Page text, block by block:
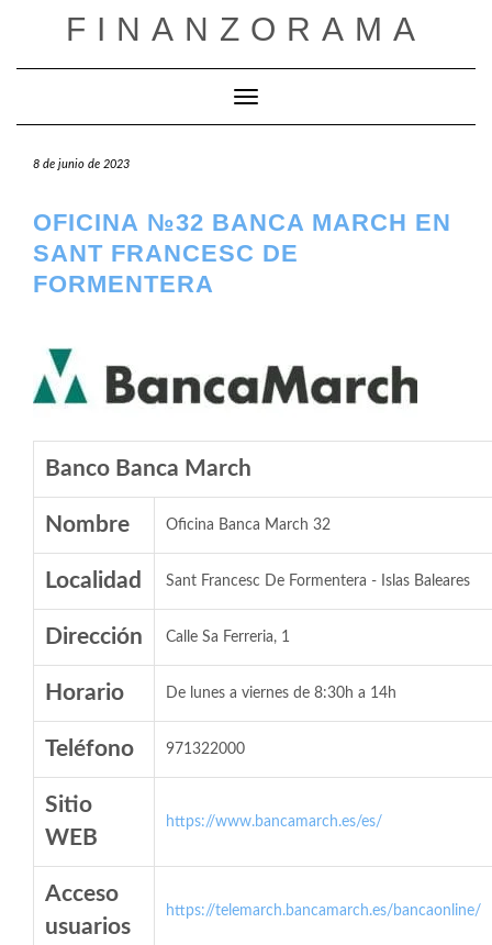
FINANZORAMA
Cambiar modo de navegación
8 de junio de 2023
OFICINA №32 BANCA MARCH EN
SANT FRANCESC DE
FORMENTERA
Banco Banca March
Nombre Oficina Banca March 32
Localidad Sant Francesc De Formentera - Islas Baleares
Dirección Calle Sa Ferreria, 1
Horario De lunes a viernes de 8:30h a 14h
Teléfono 971322000
Sitio
WEB
https://www.bancamarch.es/es/
Acceso
usuarios
https://telemarch.bancamarch.es/bancaonline/